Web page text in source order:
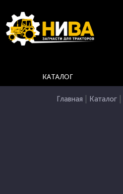
КАТАЛОГ
Главная Каталог